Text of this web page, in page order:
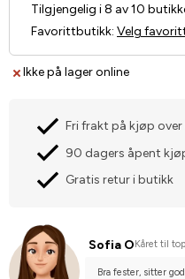
Ikke på lager online
Tilgjengelig i 8 av 10
Favorittbutikk: Velg
Fri frakt på kjøp over
90 dagers åpent
Gratis retur i butikk
Sofia O Kåret til
Bra fester, sitter